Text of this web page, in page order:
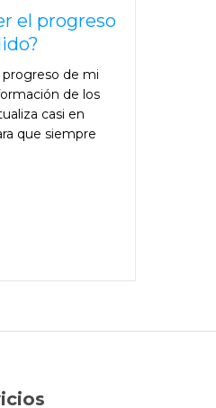
el progreso
de mi
de los
casi en
que siempre